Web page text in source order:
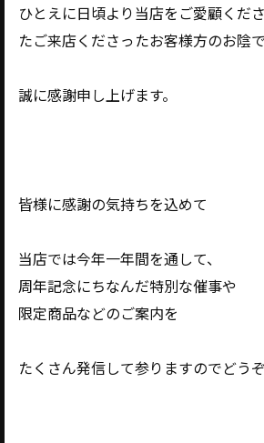
ひとえに日頃より当店をご愛顧くだ
たご来店くださったお客様方のお陰で
誠に感謝申し上げます。
皆様に感謝の気持ちを込めて
当店では今年一年間を通して、
周年記念にちなんだ特別な催事や
限定商品などのご案内を
たくさん発信して参りますのでどう